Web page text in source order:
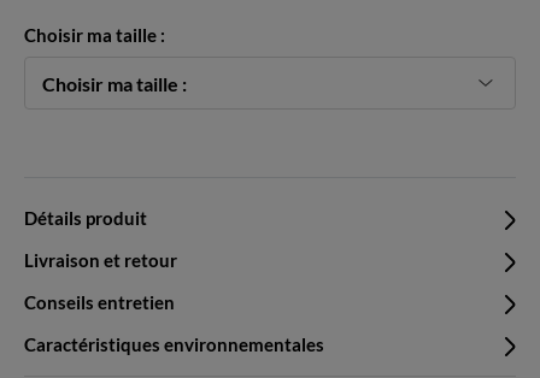
Choisir ma taille :
Choisir ma taille :
Détails produit
Livraison et retour
Conseils entretien
Caractéristiques environnementales